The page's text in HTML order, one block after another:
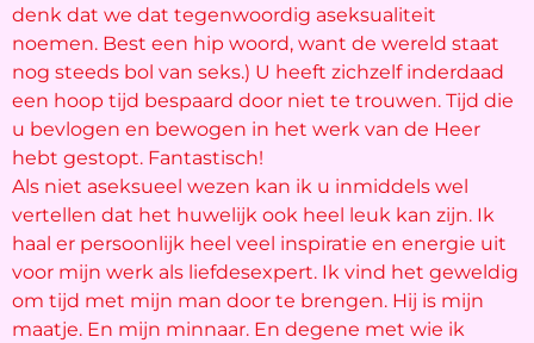
denk dat we dat tegenwoordig aseksualiteit
noemen. Best een hip woord, want de wereld staat
nog steeds bol van seks.) U heeft zichzelf inderdaad
een hoop tijd bespaard door niet te trouwen. Tijd die
u bevlogen en bewogen in het werk van de Heer
hebt gestopt. Fantastisch!
Als niet aseksueel wezen kan ik u inmiddels wel
vertellen dat het huwelijk ook heel leuk kan zijn. Ik
haal er persoonlijk heel veel inspiratie en energie uit
voor mijn werk als liefdesexpert. Ik vind het geweldig
om tijd met mijn man door te brengen. Hij is mijn
maatje. En mijn minnaar. En degene met wie ik